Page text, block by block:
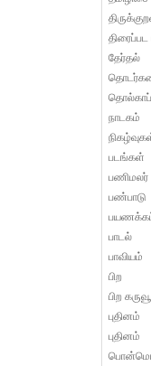
திரைப்பட
தேர்தல்
நாடகம்
படங்கள்
பணிமலர்
பண்பாடு
பாடல்
பாவியம்
பிற
பிற
புதினம்
புதினம்